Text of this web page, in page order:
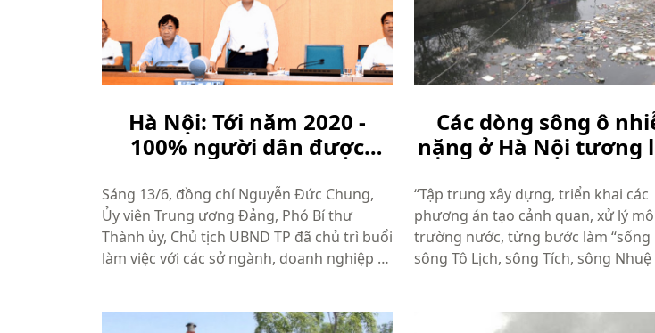
Hà Nội: Tới năm 2020 -
100% người dân được
Sáng 13/6, đồng chí Nguyễn Đức Chung,
Ủy viên Trung ương Đảng, Phó Bí thư
Thành ủy, Chủ tịch UBND TP đã chủ trì buổi
làm việc với các sở ngành, doanh nghiệp và
2020 trên địa bàn thành phố. Tại...
Các dòng sông ô
nặng ở Hà Nội tương
“Tập trung xây dựng, triển khai các
phương án tạo cảnh quan, xử lý
trường nước, từng bước làm “sống
sông Tô Lịch, sông Tích, sông Nhuệ
hết, TP Hà Nội sẽ tập trung chỉ đạo